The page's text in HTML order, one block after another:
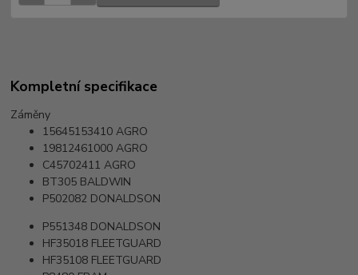
Kompletní specifikace
Záměny
15645153410 AGRO
19812461000 AGRO
C45702411 AGRO
BT305 BALDWIN
P502082 DONALDSON
P551348 DONALDSON
HF35018 FLEETGUARD
HF35108 FLEETGUARD